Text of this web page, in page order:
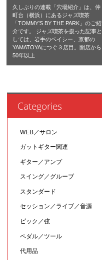
久しぶりの連載「穴場紹介」は、仲
町台（横浜）にあるジャズ喫茶
「TOMMY’S BY THE PARK」のご紹
介です。 ジャズ喫茶を扱った記事と
しては、岩手のベイシー、京都の
YAMATOYAにつぐ３店目。開店から
50年以上
Categories
WEB／サロン
ガットギター関連
ギター／アンプ
スイング／グルーブ
スタンダード
セッション／ライブ／音源
ピック／弦
ペダル／ツール
代用品